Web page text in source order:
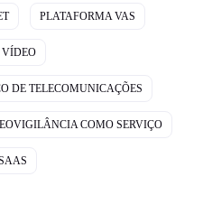
PLATAFORMA VAS
DE TELECOMUNICAÇÕES
COMO SERVIÇO